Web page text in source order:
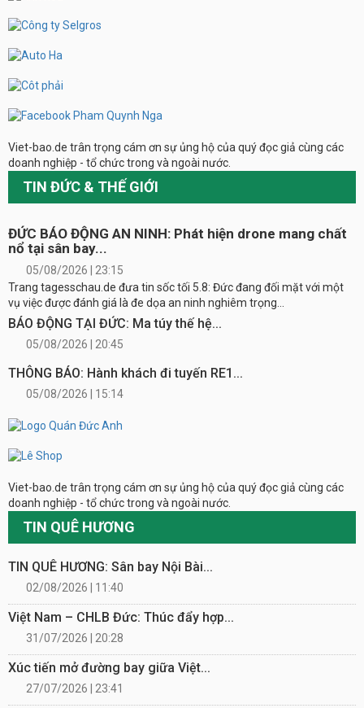
Viet-bao.de trân trọng cám ơn sự ủng hộ của quý đọc giả cùng các
doanh nghiệp - tổ chức trong và ngoài nước.
TIN ĐỨC & THẾ GIỚI
ĐỨC BÁO ĐỘNG AN NINH: Phát hiện drone mang chất
nổ tại sân bay...
05/08/2026 | 23:15
Trang tagesschau.de đưa tin sốc tối 5.8: Đức đang đối mặt với một
vụ việc được đánh giá là đe dọa an ninh nghiêm trọng...
BÁO ĐỘNG TẠI ĐỨC: Ma túy thế hệ...
05/08/2026 | 20:45
THÔNG BÁO: Hành khách đi tuyến RE1...
05/08/2026 | 15:14
Viet-bao.de trân trọng cám ơn sự ủng hộ của quý đọc giả cùng các
doanh nghiệp - tổ chức trong và ngoài nước.
TIN QUÊ HƯƠNG
TIN QUÊ HƯƠNG: Sân bay Nội Bài...
02/08/2026 | 11:40
Việt Nam – CHLB Đức: Thúc đẩy hợp...
31/07/2026 | 20:28
Xúc tiến mở đường bay giữa Việt...
27/07/2026 | 23:41